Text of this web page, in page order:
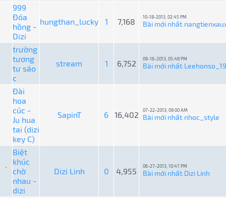
999
Đóa
hồng -
Dizi
hungthan_lucky 1 7,168 10-18-2013, 02:45 PM
Bài mới nhất:
trường
tương
tư sáo
c
stream 1 6,752 09-16-2013, 05:48 PM
Bài mới nhất:
Đài
hoa
cúc -
Ju hua
tai (dizi
key C)
SapinT 6 16,402 07-22-2013, 09:00 AM
Bài mới nhất: nhoc_style
Biệt
khúc
chờ
nhau -
dizi
Dizi Linh 0 4,955
06-27-2013, 10:47 PM
Bài mới nhất: Dizi Linh